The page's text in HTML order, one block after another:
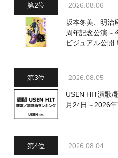
2026.08.06
坂本冬美、明治
周年記念公演～
ビジュアル公
2026.08.05
USEN HIT演歌/
月24日～2026年
2026.08.04